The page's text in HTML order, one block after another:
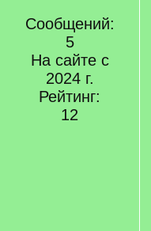
Сообщений:
5
На сайте с
2024 г.
Рейтинг:
12